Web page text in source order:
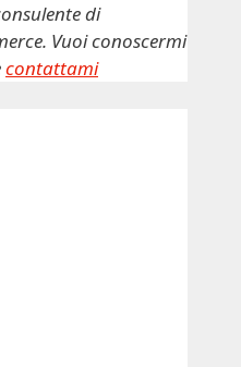
di
Vuoi conoscermi
contattami